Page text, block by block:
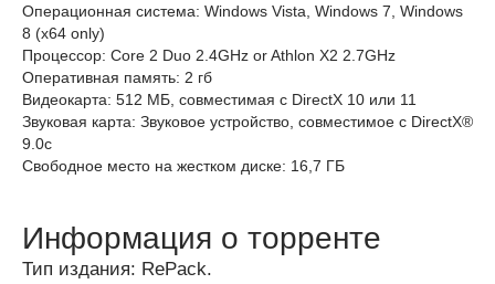
Операционная система: Windows Vista, Windows 7, Windows
8 (x64 only)
Процессор: Core 2 Duo 2.4GHz or Athlon X2 2.7GHz
Оперативная память: 2 гб
Видеокарта: 512 МБ, совместимая с DirectX 10 или 11
Звуковая карта: Звуковое устройство, совместимое с DirectX®
9.0с
Свободное место на жестком диске: 16,7 ГБ
Информация о торренте
Тип издания: RePack.